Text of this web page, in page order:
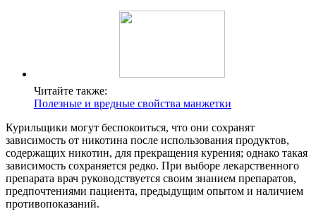
Читайте также:
Полезные и вредные свойства манжетки
Курильщики могут беспокоиться, что они сохранят
зависимость от никотина после использования продуктов,
содержащих никотин, для прекращения курения; однако такая
зависимость сохраняется редко. При выборе лекарственного
препарата врач руководствуется своим знанием препаратов,
предпочтениями пациента, предыдущим опытом и наличием
противопоказаний.